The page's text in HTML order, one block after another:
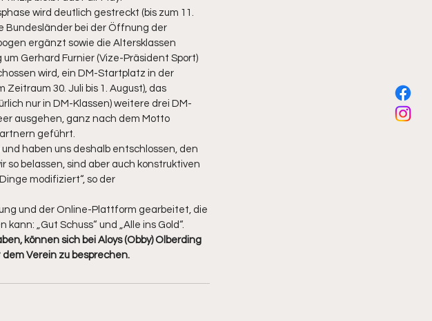
wird deutlich gestreckt (bis zum 11.
Bundesländer bei der Öffnung der
ergänzt sowie die Altersklassen
Gerhard Furnier (Vize-Präsident Sport)
wird, ein DM-Startplatz in der
30. Juli bis 1. August), das
nur in DM-Klassen) weitere drei DM-
ausgehen, ganz nach dem Motto
geführt.
haben uns deshalb entschlossen, den
so belassen, sind aber auch konstruktiven
modifiziert“, so der
und der Online-Plattform gearbeitet, die
„Gut Schuss“ und „Alle ins Gold“.
können sich bei Aloys (Obby) Olberding
Verein zu besprechen.